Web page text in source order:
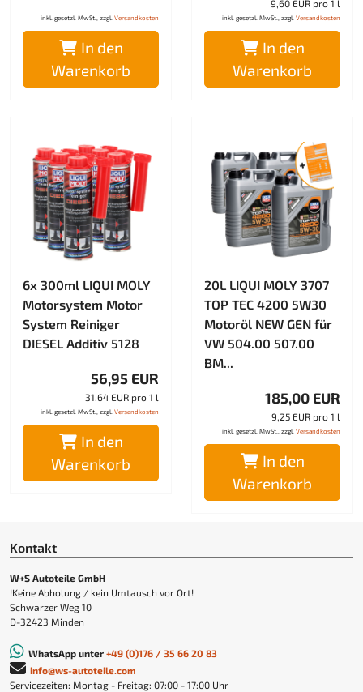
inkl. gesetzl. MwSt., zzgl. Versandkosten
In den
Warenkorb
9,60 EUR pro 1 l
inkl. gesetzl. MwSt., zzgl. Versandkosten
In den
Warenkorb
6x 300ml LIQUI MOLY
Motorsystem Motor
System Reiniger
DIESEL Additiv 5128
56,95 EUR
31,64 EUR pro 1 l
inkl. gesetzl. MwSt., zzgl. Versandkosten
In den
Warenkorb
20L LIQUI MOLY 3707
TOP TEC 4200 5W30
Motoröl NEW GEN für
VW 504.00 507.00
BM...
185,00 EUR
9,25 EUR pro 1 l
inkl. gesetzl. MwSt., zzgl. Versandkosten
In den
Warenkorb
Kontakt
W+S Autoteile GmbH
!Keine Abholung / kein Umtausch vor Ort!
Schwarzer Weg 10
D-32423 Minden
WhatsApp unter +49 (0)176 / 35 66 20 83
info@ws-autoteile.com
Servicezeiten: Montag - Freitag: 07:00 - 17:00 Uhr